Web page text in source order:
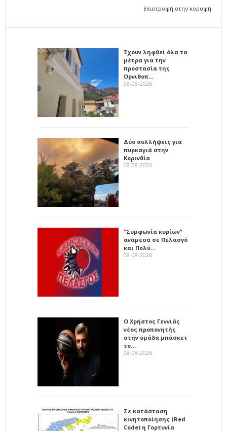
Επιστροφή στην κορυφή
Έχουν ληφθεί όλα τα
μέτρα για την
προστασία της
Ορνιθοπ…
08-08-2026
Δύο συλλήψεις για
πυρκαγιά στην
Κορινθία
08-08-2026
"Συμφωνία κυρίων"
ανάμεσα σε Πελασγό
και Πολύ…
08-08-2026
Ο Χρήστος Γεννιάς
νέος προπονητής
στην ομάδα μπάσκετ
το…
08-08-2026
Σε κατάσταση
κινητοποίησης (Red
Code) η Γορτυνία